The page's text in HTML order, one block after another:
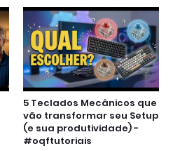
5 Teclados Mecânicos que
vão transformar seu Setup
(e sua produtividade) -
#oqftutoriais